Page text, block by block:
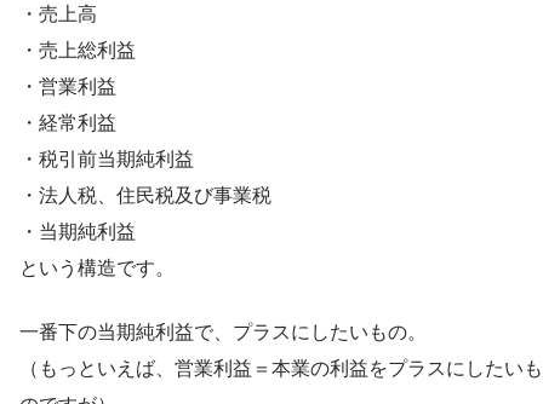
・売上高
・売上総利益
・営業利益
・経常利益
・税引前当期純利益
・法人税、住民税及び事業税
・当期純利益
という構造です。
一番下の当期純利益で、プラスにしたいもの。
（もっといえば、営業利益＝本業の利益をプラスにしたいも